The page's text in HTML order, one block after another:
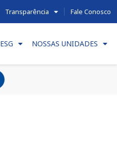
Transparência Fale Conosco
ESG NOSSAS UNIDADES